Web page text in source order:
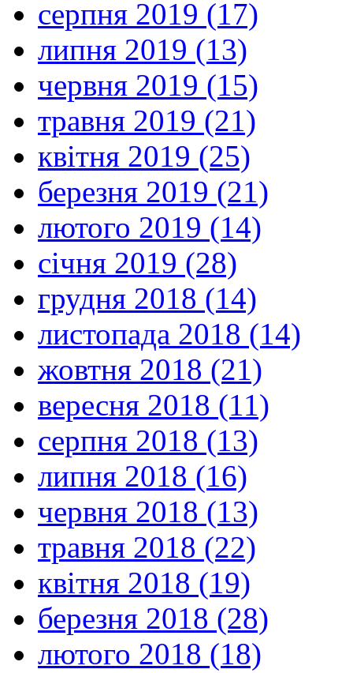
серпня 2019 (17)
липня 2019 (13)
червня 2019 (15)
травня 2019 (21)
квітня 2019 (25)
березня 2019 (21)
лютого 2019 (14)
січня 2019 (28)
грудня 2018 (14)
листопада 2018 (14)
жовтня 2018 (21)
вересня 2018 (11)
серпня 2018 (13)
липня 2018 (16)
червня 2018 (13)
травня 2018 (22)
квітня 2018 (19)
березня 2018 (28)
лютого 2018 (18)